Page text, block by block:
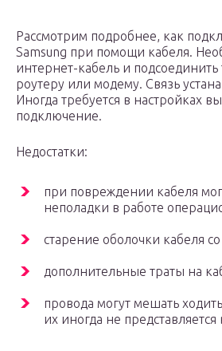
Рассмотрим подробнее, как
Samsung при помощи кабеля.
интернет-кабель и подсоединить
роутеру или модему. Связь
Иногда требуется в настройках
подключение.
Недостатки:
при повреждении кабеля
неполадки в работе
старение оболочки кабеля
дополнительные траты на
провода могут мешать
их иногда не